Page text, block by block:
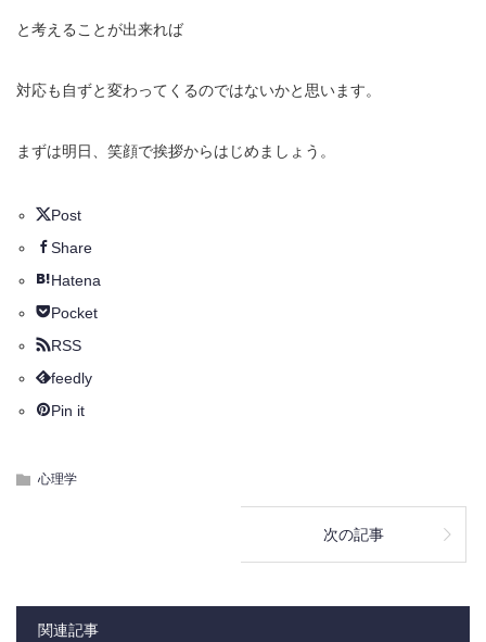
と考えることが出来れば
対応も自ずと変わってくるのではないかと思います。
まずは明日、笑顔で挨拶からはじめましょう。
Post
Share
Hatena
Pocket
RSS
feedly
Pin it
心理学
次の記事
関連記事